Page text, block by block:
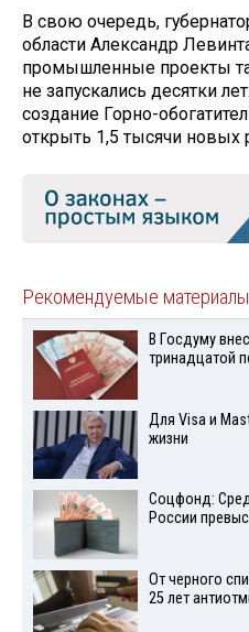
В свою очередь,
области Александр
промышленные проекты
не запускались десятки
создание Горно-
открыть 1,5 тысячи новых
Рекомендуемые материалы
В Госдуму
тринадцатой
Для Visа и
жизни
Соцфонд:
России
От черного
25 лет